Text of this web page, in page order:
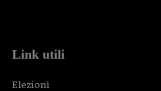
Link utili
Elezioni